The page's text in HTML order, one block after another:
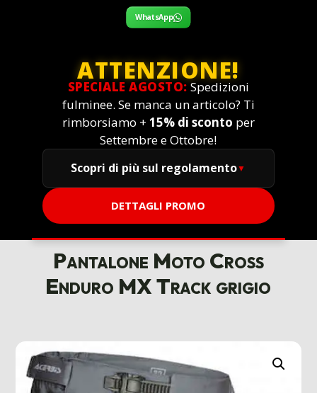
WhatsApp
ATTENZIONE!
SPECIALE AGOSTO: Spedizioni
fulminee. Se manca un articolo? Ti
rimborsiamo + 15% di sconto per
Settembre e Ottobre!
Scopri di più sul regolamento
DETTAGLI PROMO
Pantalone Moto Cross
Enduro MX Track grigio